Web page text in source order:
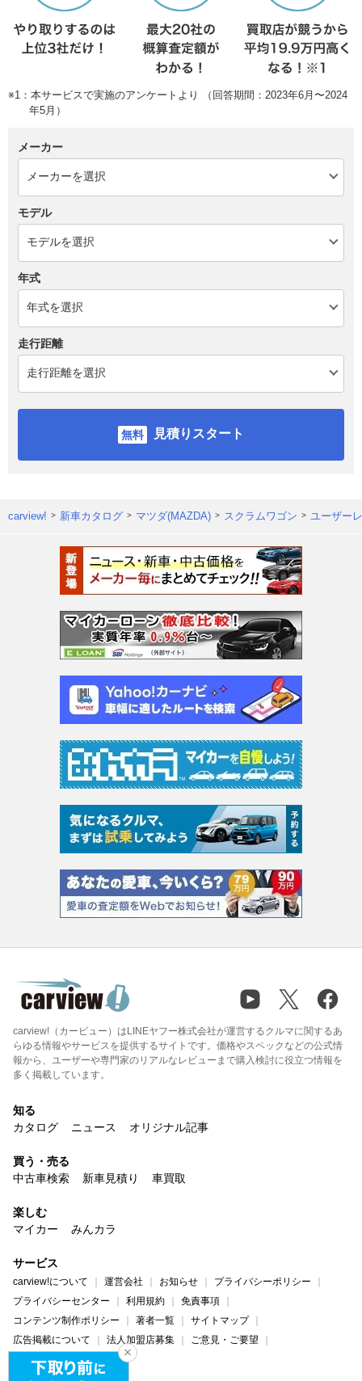
※1：本サービスで実施のアンケートより （回答期間：2023年6月〜2024
年5月）
メーカー
モデル
年式
走行距離
見積りスタート
carview! 新車カタログ マツダ(MAZDA) スクラムワゴン ユーザー
carview!（カービュー）はLINEヤフー株式会社が運営するクルマに関するあ
らゆる情報やサービスを提供するサイトです。価格やスペックなどの公式情
報から、ユーザーや専門家のリアルなレビューまで購入検討に役立つ情報を
多く掲載しています。
知る
カタログ
ニュース オリジナル記事
買う・売る
中古車検索
新車見積り 車買取
楽しむ
マイカー
みんカラ
サービス
carview!について 運営会社 お知らせ
プライバシーポリシー
プライバシーセンター
利用規約
免責事項
コンテンツ制作ポリシー
著者一覧
サイトマップ
広告掲載について
法人加盟店募集
ご意見・ご要望
ヘルプ・お問い合わせ